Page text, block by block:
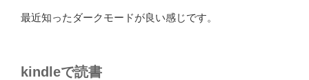
最近知ったダークモードが良い感じです。
kindleで読書